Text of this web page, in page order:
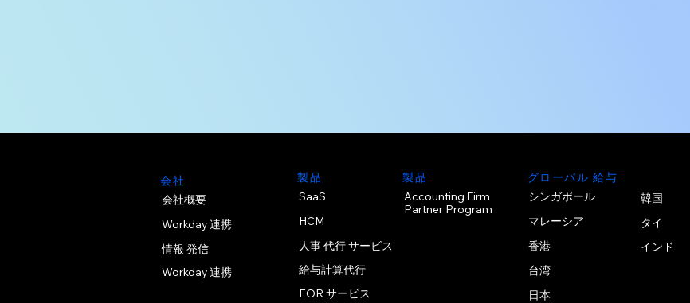
会社
会社概要
Workday 連携
情報 発信
Workday 連携
製品
SaaS
HCM
人事 代行 サービス
給与計算代行
EOR サービス
製品
Accounting Firm
Partner Program
グローバル 給与
シンガポール
マレーシア
香港
台湾
日本
韓国
タイ
インド